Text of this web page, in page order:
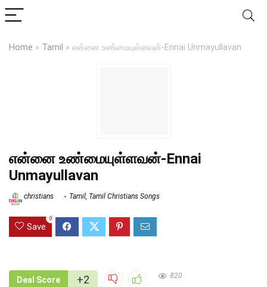
Home » Tamil » என்னை உண்மையுள்ளவன்-Ennai Unmayullavan
என்னை உண்மையுள்ளவன்-Ennai
Unmayullavan
christians Tamil, Tamil Christians Songs
Save
0
Deal Score +2 820